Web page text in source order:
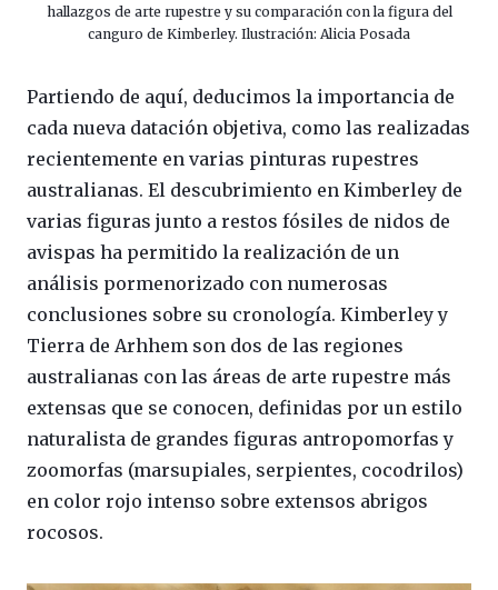
hallazgos de arte rupestre y su comparación con la figura del
canguro de Kimberley. Ilustración: Alicia Posada
Partiendo de aquí, deducimos la importancia de
cada nueva datación objetiva, como las realizadas
recientemente en varias pinturas rupestres
australianas. El descubrimiento en Kimberley de
varias figuras junto a restos fósiles de nidos de
avispas ha permitido la realización de un
análisis pormenorizado con numerosas
conclusiones sobre su cronología. Kimberley y
Tierra de Arhhem son dos de las regiones
australianas con las áreas de arte rupestre más
extensas que se conocen, definidas por un estilo
naturalista de grandes figuras antropomorfas y
zoomorfas (marsupiales, serpientes, cocodrilos)
en color rojo intenso sobre extensos abrigos
rocosos.